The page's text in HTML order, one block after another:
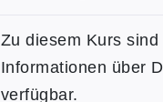
Zu diesem Kurs sind
Informationen über
verfügbar.